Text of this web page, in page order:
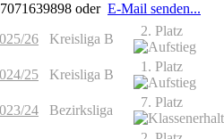
oder E-Mail senden...
26 Kreisliga B
2. Platz
25 Kreisliga B
1. Platz
24 Bezirksliga
7. Platz